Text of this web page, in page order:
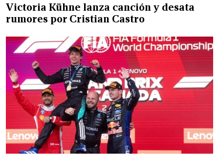
Victoria Kühne lanza canción y desata
rumores por Cristian Castro